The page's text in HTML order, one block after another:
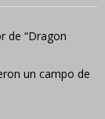
de “Dragon
un campo de